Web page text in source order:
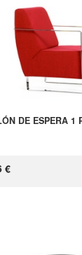
DE ESPERA 1
€